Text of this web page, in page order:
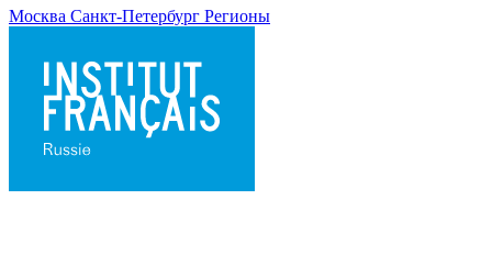
Москва Санкт-Петербург Регионы